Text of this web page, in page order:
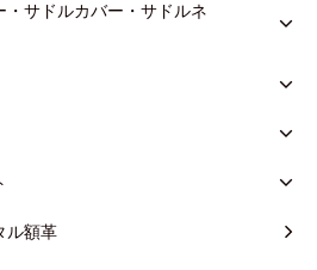
サドルカバー・サドルネ
ル額革